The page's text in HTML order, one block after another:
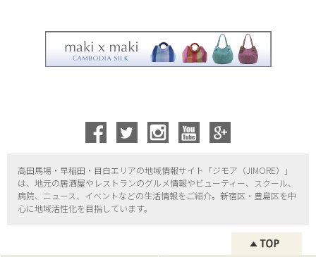
高田馬場・早稲田・目白エリアの地域情報サイト「ジモア（JIMORE）」
は、地元の居酒屋やレストランのグルメ情報やビューティー、
スクール、
病院、ニュース、イベントなどの生活情報をご紹介。新宿区・ 豊島区を中
心に地域活性化を目指しています。